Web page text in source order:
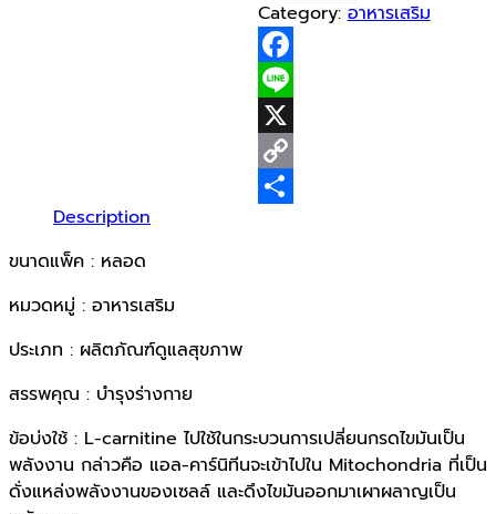
Carnitine
1x20cap
quantity
Category:อาหารเสริม
Facebook
Line
X
Copy
Description
ขนาดแพ็ค : หลอด
หมวดหมู่ : อาหารเสริม
ประเภท : ผลิตภัณฑ์ดูแลสุขภาพ
สรรพคุณ : บำรุงร่างกาย
ข้อบ่งใช้ : L-carnitine ไปใช้ในกระบวนการเปลี่ยนกรดไขมันเป็น
พลังงาน กล่าวคือ แอล-คาร์นิทีนจะเข้าไปใน Mitochondria ที่เป็น
ดั่งแหล่งพลังงานของเซลล์ และดึงไขมันออกมาเผาผลาญเป็น